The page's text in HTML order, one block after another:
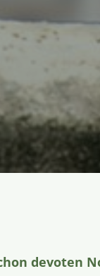
devoten